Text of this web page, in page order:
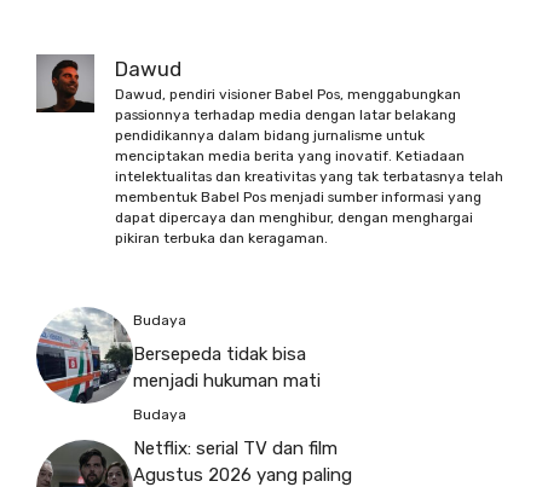
Dawud
Dawud, pendiri visioner Babel Pos, menggabungkan
passionnya terhadap media dengan latar belakang
pendidikannya dalam bidang jurnalisme untuk
menciptakan media berita yang inovatif. Ketiadaan
intelektualitas dan kreativitas yang tak terbatasnya telah
membentuk Babel Pos menjadi sumber informasi yang
dapat dipercaya dan menghibur, dengan menghargai
pikiran terbuka dan keragaman.
Budaya
Bersepeda tidak bisa
menjadi hukuman mati
Budaya
Netflix: serial TV dan film
Agustus 2026 yang paling